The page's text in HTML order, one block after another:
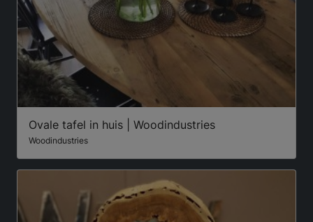
Ovale tafel in huis | Woodindustries
Woodindustries